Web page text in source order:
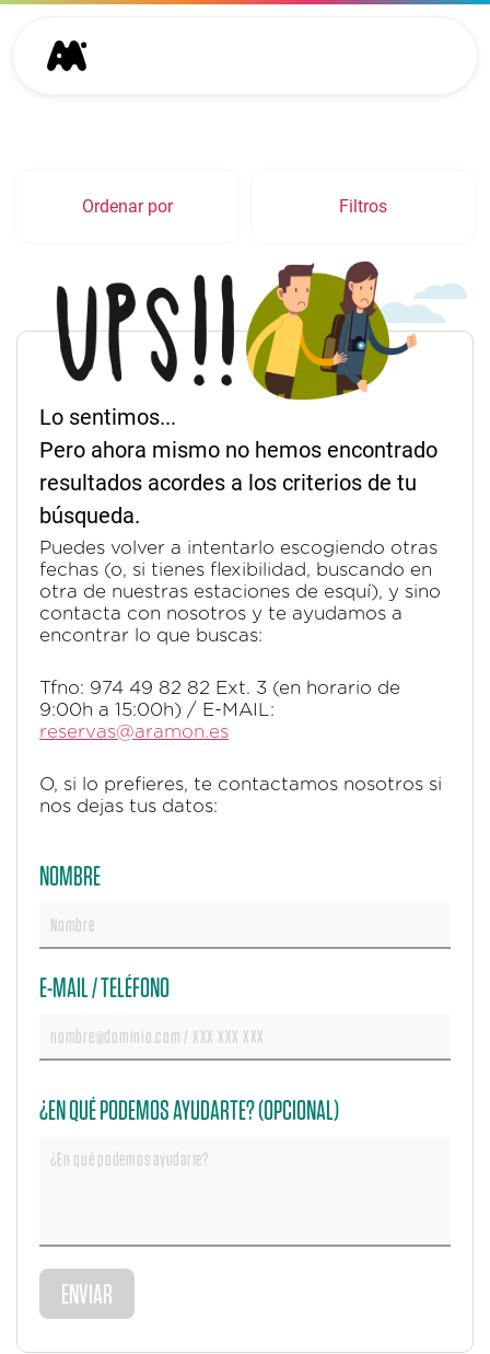
Ordenar por Filtros
Lo sentimos...
Pero ahora mismo no hemos encontrado
resultados acordes a los criterios de tu
búsqueda.
Puedes volver a intentarlo escogiendo otras
fechas (o, si tienes flexibilidad, buscando en
otra de nuestras estaciones de esquí), y sino
contacta con nosotros y te ayudamos a
encontrar lo que buscas:
Tfno: 974 49 82 82 Ext. 3 (en horario de
9:00h a 15:00h) / E-MAIL:
reservas@aramon.es
O, si lo prefieres, te contactamos nosotros si
nos dejas tus datos:
NOMBRE
E-MAIL / TELÉFONO
¿EN QUÉ PODEMOS AYUDARTE? (OPCIONAL)